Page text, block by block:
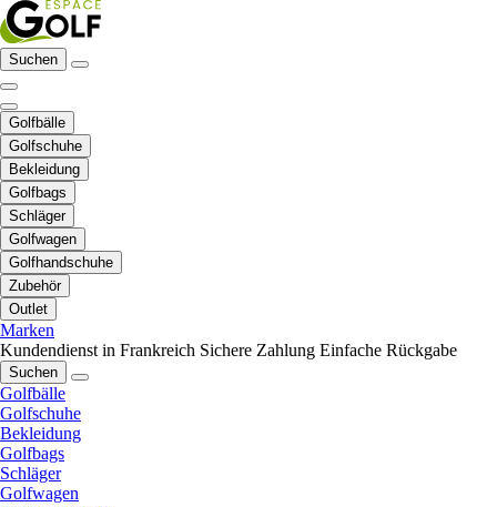
Suchen
Golfbälle
Golfschuhe
Bekleidung
Golfbags
Schläger
Golfwagen
Golfhandschuhe
Zubehör
Outlet
Marken
Kundendienst in Frankreich Sichere Zahlung Einfache Rückgabe
Suchen
Golfbälle
Golfschuhe
Bekleidung
Golfbags
Schläger
Golfwagen